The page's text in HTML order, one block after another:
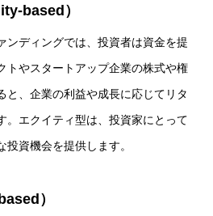
based）
ンディングでは、投資者は資金を提
トやスタートアップ企業の株式や権
と、企業の利益や成長に応じてリタ
。エクイティ型は、投資家にとって
資機会を提供します。
）